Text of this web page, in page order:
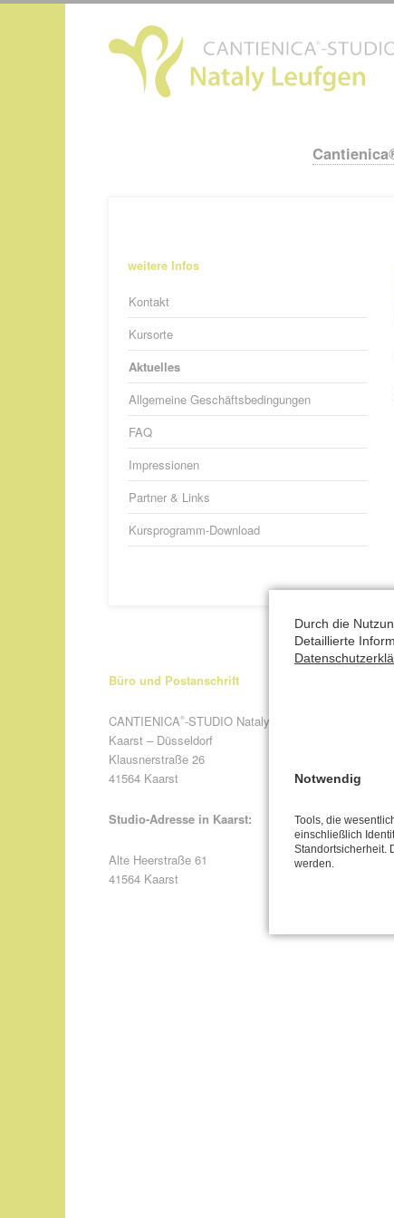
Navigation
Navigation
weitere Infos
Kontakt
Kursorte
Aktuelles
Allgemeine Geschäftsbedingungen
FAQ
Impressionen
Partner & Links
Kursprogramm-Download
Büro und Postanschrift
CANTIENICA®-STUDIO Nataly Leufgen
Kaarst – Düsseldorf
Klausnerstraße 26
41564 Kaarst
Studio-Adresse in Kaarst:
Alte Heerstraße 61
41564 Kaarst
Durch die
Detaillierte
Notwendig
Tools, die
einschließlich
Standortsicherheit.
werden.